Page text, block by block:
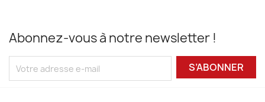
Abonnez-vous à notre newsletter !
S’ABONNER